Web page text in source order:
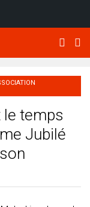
le temps
Jubilé